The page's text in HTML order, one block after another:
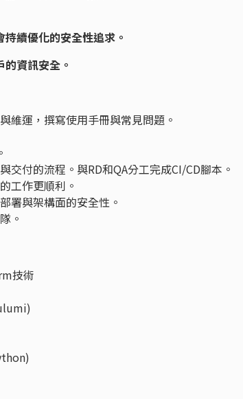
續優化的安全性追求。
資訊安全。
維運，撰寫使用手冊與常見問題。
付的流程。與RD和QA分工完成CI/CD腳本。
工作更順利。
署與架構面的安全性。
。
技術